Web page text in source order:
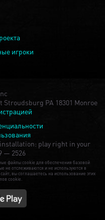
игроки
Stroudsburg PA 18301 Monroe
play right in your
— 2526
файлы cookie для обеспечения базовой
не отслеживаются и не используются в
вы соглашаетесь на использование этих
cookie.